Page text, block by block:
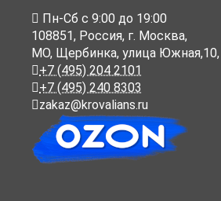
Пн-Cб с 9:00 до 19:00
108851, Россия, г. Москва,
МО, Щербинка, улица Южная,10,
+7 (495) 204 2101
+7 (495) 240 8303
zakaz@krovalians.ru